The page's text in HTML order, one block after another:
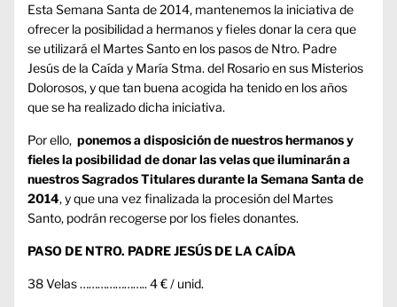
Esta Semana Santa de 2014, mantenemos la iniciativa de
ofrecer la posibilidad a hermanos y fieles donar la cera que
se utilizará el Martes Santo en los pasos de Ntro. Padre
Jesús de la Caída y María Stma. del Rosario en sus Misterios
Dolorosos, y que tan buena acogida ha tenido en los años
que se ha realizado dicha iniciativa.
Por ello, ponemos a disposición de nuestros hermanos y
fieles la posibilidad de donar las velas que iluminarán a
nuestros Sagrados Titulares durante la Semana Santa de
2014, y que una vez finalizada la procesión del Martes
Santo, podrán recogerse por los fieles donantes.
PASO DE NTRO. PADRE JESÚS DE LA CAÍDA
38 Velas ………………….. 4 € / unid.